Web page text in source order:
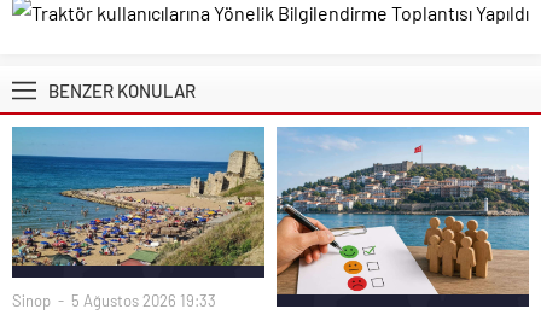
BENZER KONULAR
Sinop 5 Ağustos 2026 19:33